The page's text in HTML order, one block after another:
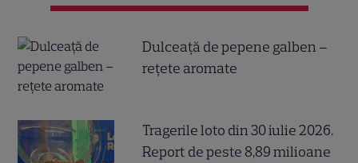
Dulceață de pepene galben –
rețete aromate
Tragerile loto din 30 iulie 2026.
Report de peste 8,89 milioane